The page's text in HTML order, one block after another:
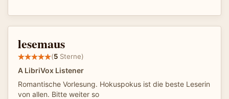
lesemaus
(5 Sterne)
A LibriVox Listener
Romantische Vorlesung. Hokuspokus ist die beste Leserin
von allen. Bitte weiter so